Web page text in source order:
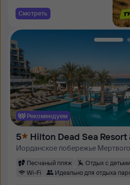
Смотреть
Рекомендуем
5 Hilton Dead Sea Resort
Иорданское побережье
Песчаный пляж Отдых с детьми
Wi-Fi
Идеально для отдыха